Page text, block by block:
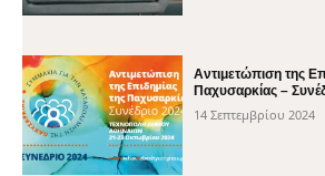
Αντιμετώπιση της
Παχυσαρκίας –
14 Σεπτεμβρίου 2024